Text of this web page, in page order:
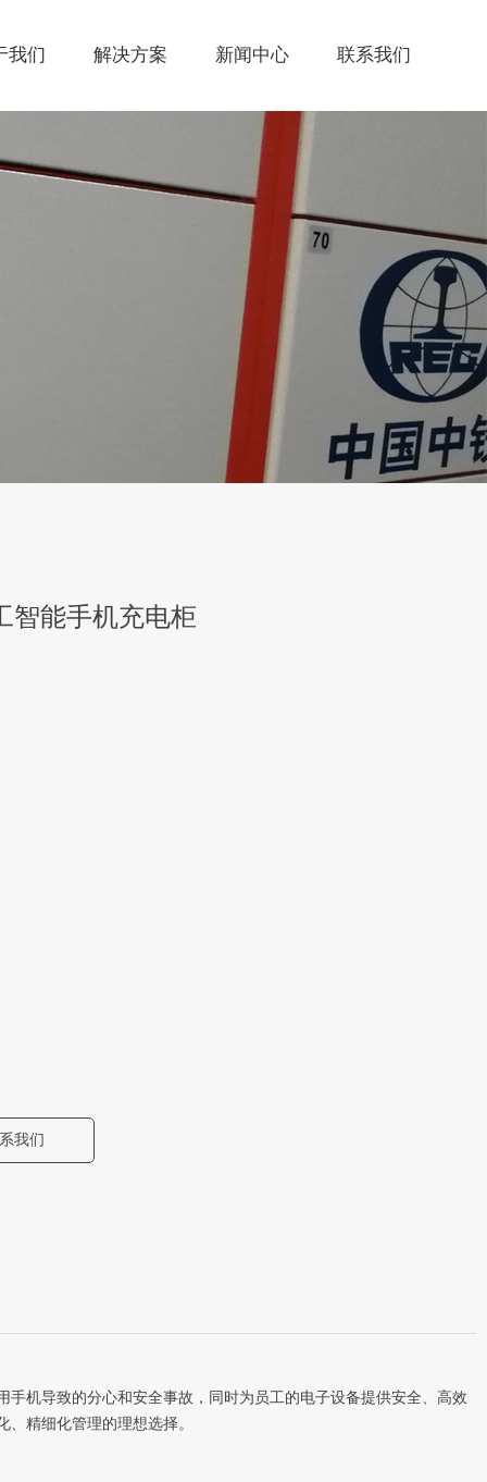
我们 解决方案 新闻中心 联系我们
智能手机充电柜
我们
机导致的分心和安全事故，同时为员工的电子设备提供安全、高效
精细化管理的理想选择。